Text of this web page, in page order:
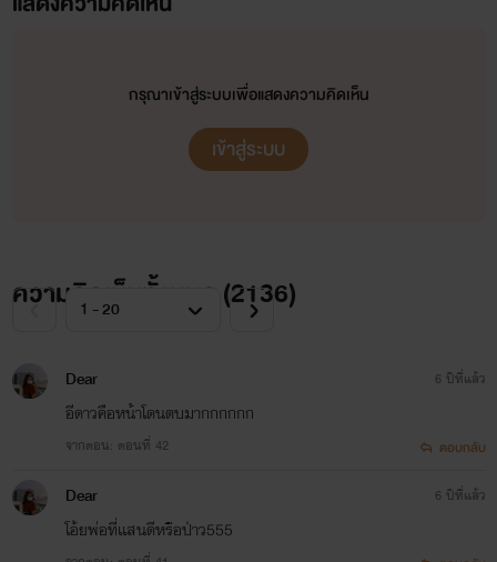
*แร็ค สุรสิทธ์ แสนเกิด*
กรุณาเข้าสู่ระบบเพื่อแสดงความคิดเห็น
เข้าสู่ระบบ
ความคิดเห็นทั้งหมด (2136)
Dear
อีดาวคือหน้าโดนตบมากกกกกก
จากตอน: ตอนที่ 42
6 ปีที่แล้ว
ตอบกลับ
Dear
โอ้ยพ่อที่เเสนดีหรือป่าว555
6 ปีที่แล้ว